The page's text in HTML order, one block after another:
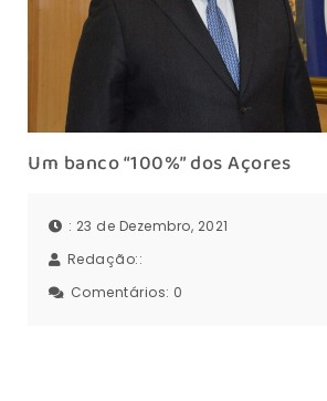
Um banco “100%” dos Açores
: 23 de Dezembro, 2021
Redação::
Comentários: 0